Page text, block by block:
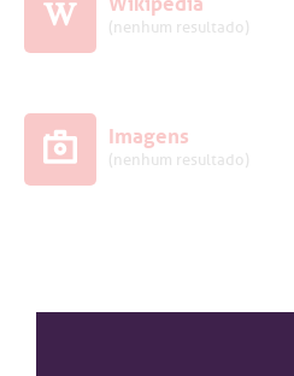
(nenhum resultado)
Imagens
(nenhum resultado)